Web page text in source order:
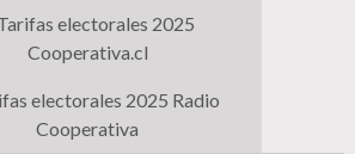
electorales 2025
Cooperativa.cl
electorales 2025 Radio
Cooperativa